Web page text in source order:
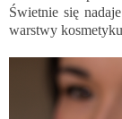
Świetnie się
warstwy